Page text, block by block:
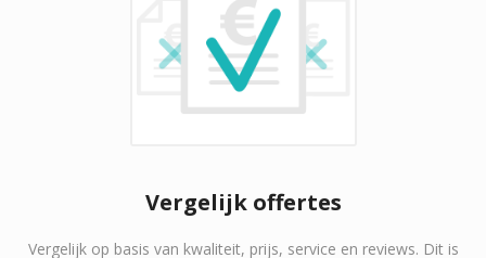
Vergelijk offertes
Vergelijk op basis van kwaliteit, prijs, service en reviews. Dit is